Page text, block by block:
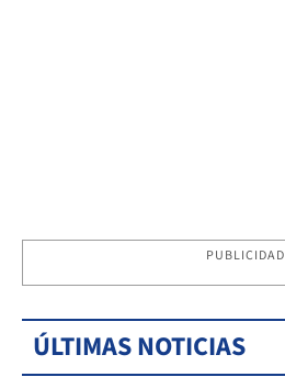
PUBLICIDAD
ÚLTIMAS NOTICIAS